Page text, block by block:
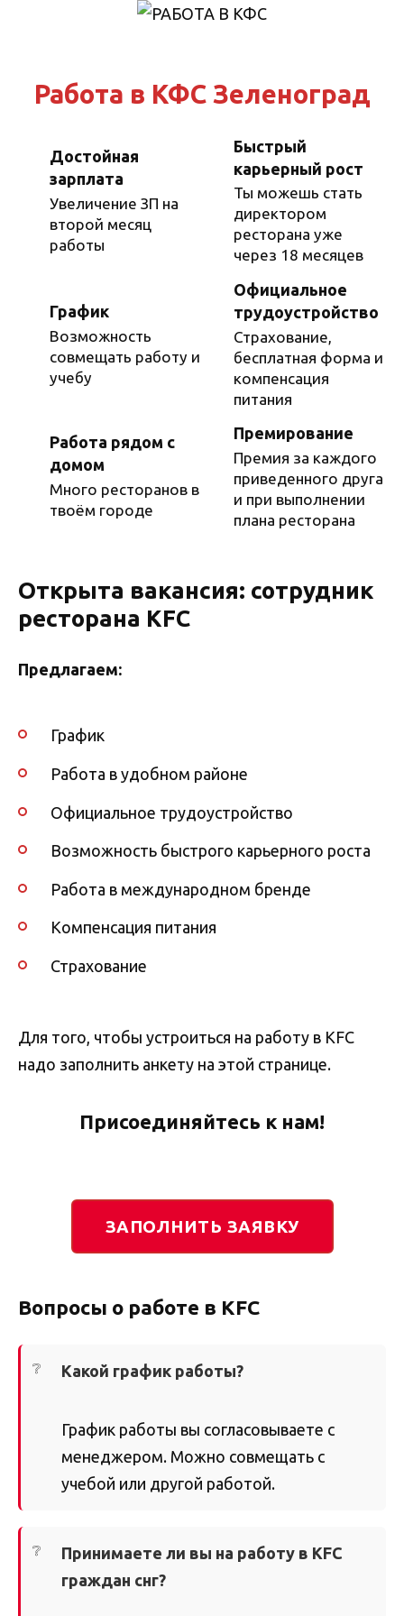
Работа в КФС Зеленоград
Достойная
зарплата
Увеличение ЗП на
второй месяц
работы
Быстрый
карьерный рост
Ты можешь стать
директором
ресторана уже
через 18 месяцев
График
Возможность
совмещать работу и
учебу
Официальное
трудоустройство
Страхование,
бесплатная форма и
компенсация
питания
Работа рядом с
домом
Много ресторанов в
твоём городе
Премирование
Премия за каждого
приведенного друга
и при выполнении
плана ресторана
Открыта вакансия: сотрудник
ресторана KFC
Предлагаем:
График
Работа в удобном районе
Официальное трудоустройство
Возможность быстрого карьерного роста
Работа в международном бренде
Компенсация питания
Страхование
Для того, чтобы устроиться на работу в KFC
надо заполнить анкету на этой странице.
Присоединяйтесь к нам!
ЗАПОЛНИТЬ ЗАЯВКУ
Вопросы о работе в KFC
Какой график работы?
График работы вы согласовываете с
менеджером. Можно совмещать с
учебой или другой работой.
Принимаете ли вы на работу в KFC
граждан снг?